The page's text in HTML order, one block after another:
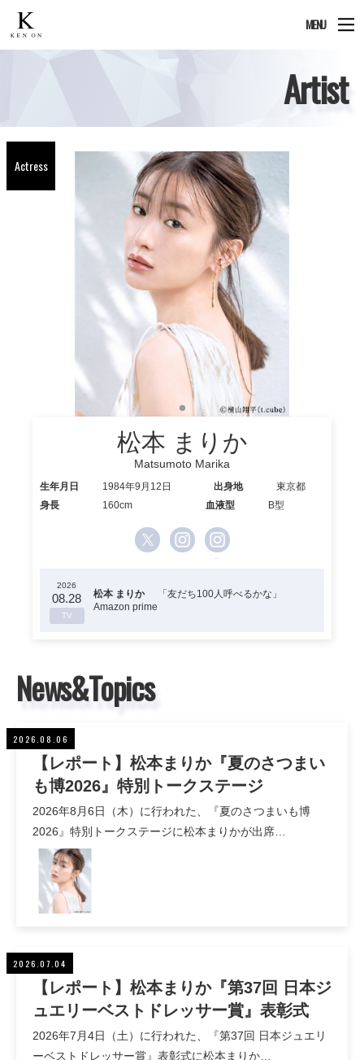
MENU
Artist
Actress
松本 まりか
Matsumoto Marika
生年月日 1984年9月12日 出身地
東京都
身長
160cm 血液型 B型
2026
08.28
TV
松本 まりか
「友だち100人呼べるかな」
Amazon prime
2026
08.28
TV
松本 まりか
「友だち100人呼べるかな」
Amazon prime
2026
08.28
TV
松本 まりか
「友だち100人呼べるかな」
Amazon prime
News&Topics
2026.08.06
【レポート】松本まりか『夏のさつまい
も博2026』特別トークステージ
2026年8月6日（木）に行われた、『夏のさつまいも博
2026』特別トークステージに松本まりかが出席…
2026.07.04
【レポート】松本まりか『第37回 日本ジ
ュエリーベストドレッサー賞』表彰式
2026年7月4日（土）に行われた、『第37回 日本ジュエリ
ーベストドレッサー賞』表彰式に松本まりか…